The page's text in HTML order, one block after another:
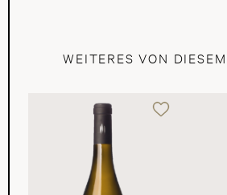
WEITERES VON